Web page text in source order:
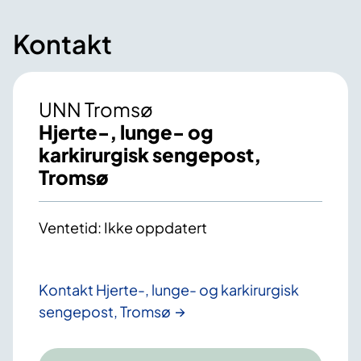
Kontakt
UNN Tromsø
Hjerte-, lunge- og
karkirurgisk sengepost,
Tromsø
Ventetid: Ikke oppdatert
Kontakt Hjerte-, lunge- og karkirurgisk
sengepost, Tromsø